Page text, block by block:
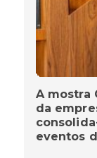
A mostra
da
eventos